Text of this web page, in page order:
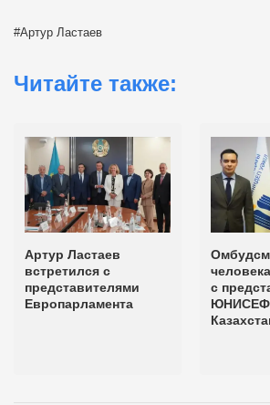
Артур Ластаев
Читайте также:
Артур Ластаев
встретился с
представителями
Европарламента
с
ЮНИСЕФ